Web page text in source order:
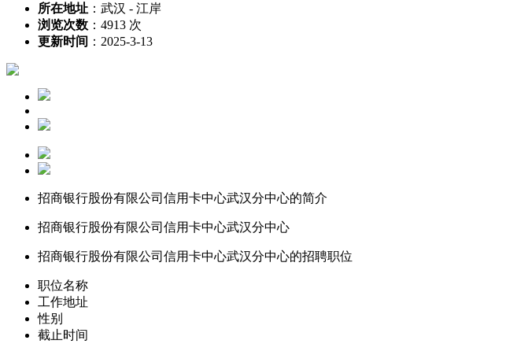
所在地址 ： 武汉 - 江岸
浏览次数 ： 4913 次
更新时间 ： 2025-3-13
招商银行股份有限公司信用卡中心武汉分中心的简介
招商银行股份有限公司信用卡中心武汉分中心
招商银行股份有限公司信用卡中心武汉分中心的招聘职位
职位名称
工作地址
性别
截止时间